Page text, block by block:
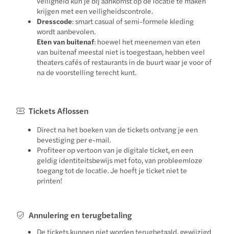
krijgen met een veiligheidscontrole.
Dresscode: smart casual of semi-formele kleding
wordt aanbevolen.
Eten van buitenaf: hoewel het meenemen van eten
van buitenaf meestal niet is toegestaan, hebben veel
theaters cafés of restaurants in de buurt waar je voor of
na de voorstelling terecht kunt.
Tickets Aflossen
Direct na het boeken van de tickets ontvang je een
bevestiging per e-mail.
Profiteer op vertoon van je digitale ticket, en een
geldig identiteitsbewijs met foto, van probleemloze
toegang tot de locatie. Je hoeft je ticket niet te
printen!
Annulering en terugbetaling
De tickets kunnen niet worden terugbetaald, gewijzigd